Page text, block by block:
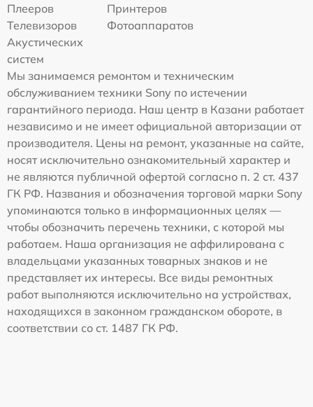
Плееров
Принтеров
Телевизоров
Фотоаппаратов
Акустических
систем
Мы занимаемся ремонтом и техническим
обслуживанием техники Sony по истечении
гарантийного периода. Наш центр в Казани работает
независимо и не имеет официальной авторизации от
производителя. Цены на ремонт, указанные на сайте,
носят исключительно ознакомительный характер и
не являются публичной офертой согласно п. 2 ст. 437
ГК РФ. Названия и обозначения торговой марки Sony
упоминаются только в информационных целях —
чтобы обозначить перечень техники, с которой мы
работаем. Наша организация не аффилирована с
владельцами указанных товарных знаков и не
представляет их интересы. Все виды ремонтных
работ выполняются исключительно на устройствах,
находящихся в законном гражданском обороте, в
соответствии со ст. 1487 ГК РФ.